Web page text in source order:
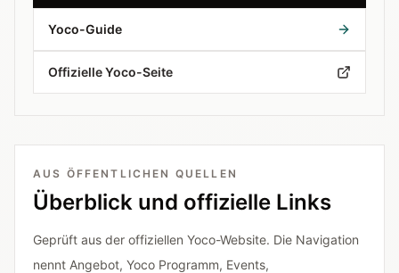
Yoco-Guide
Offizielle Yoco-Seite
AUS ÖFFENTLICHEN QUELLEN
Überblick und offizielle Links
Geprüft aus der offiziellen Yoco-Website. Die Navigation
nennt Angebot, Yoco Programm, Events,